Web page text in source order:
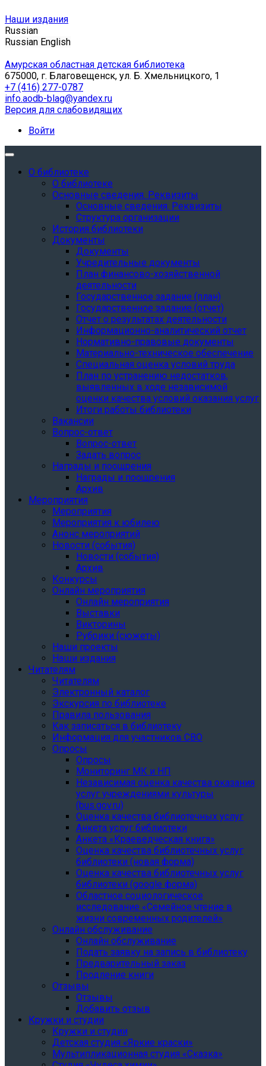
Наши издания
Russian
Russian English
Амурская областная детская библиотека
675000, г. Благовещенск, ул. Б. Хмельницкого, 1
+7 (416) 277-0787
info.aodb-blag@yandex.ru
Версия для слабовидящих
Войти
О библиотеке
О библиотеке
Основные сведения. Реквизиты
Основные сведения. Реквизиты
Структура организации
История библиотеки
Документы
Документы
Учредительные документы
План финансово-хозяйственной
деятельности
Государственное задание (план)
Государственное задание (отчет)
Отчет о результатах деятельности
Информационно-аналитический отчет
Нормативно-правовые документы
Материально-техническое обеспечение
Специальная оценка условий труда
План по устранению недостатков,
выявленных в ходе независимой
оценки качества условий оказания услуг
Итоги работы библиотеки
Вакансии
Вопрос-ответ
Вопрос-ответ
Задать вопрос
Награды и поощрения
Награды и поощрения
Архив
Мероприятия
Мероприятия
Мероприятия к юбилею
Анонс мероприятий
Новости (события)
Новости (события)
Архив
Конкурсы
Онлайн мероприятия
Онлайн мероприятия
Выставки
Викторины
Рубрики (сюжеты)
Наши проекты
Наши издания
Читателям
Читателям
Электронный каталог
Экскурсия по библиотеке
Правила пользования
Как записаться в библиотеку
Информация для участников СВО
Опросы
Опросы
Мониторинг МК и НП
Независимая оценка качества оказания
услуг учреждениями культуры
(bus.gov.ru)
Оценка качества библиотечных услуг
Анкета услуг библиотеки
Анкета «Краеведческая книга»
Oценка качества библиотечных услуг
библиотеки (новая форма)
Oценка качества библиотечных услуг
библиотеки (google форма)
Областное социологическое
исследование «Семейное чтение в
жизни современных родителей»
Онлайн обслуживание
Онлайн обслуживание
Подать заявку на запись в библиотеку
Предварительный заказ
Продление книги
Отзывы
Отзывы
Добавить отзыв
Кружки и студии
Кружки и студии
Детская студия «Яркие краски»
Мультипликационная студия «Сказка»